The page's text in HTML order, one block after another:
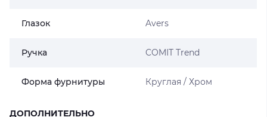
Глазок Avers
Ручка COMIT Trend
Форма фурнитуры Круглая / Хром
ДОПОЛНИТЕЛЬНО